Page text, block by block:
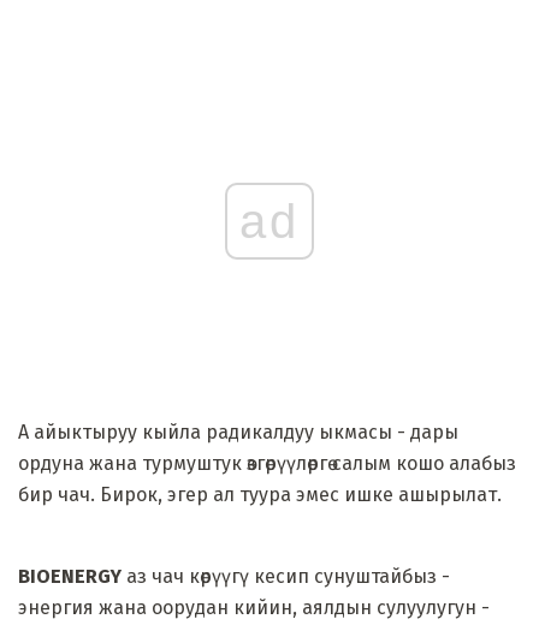
ad
А айыктыруу кыйла радикалдуу ыкмасы - дары
ордуна жана турмуштук өзгөрүүлөргө салым кошо алабыз
бир чач. Бирок, эгер ал туура эмес ишке ашырылат.
BIOENERGY аз чач көрүүгү кесип сунуштайбыз -
энергия жана оорудан кийин, аялдын сулуулугун -